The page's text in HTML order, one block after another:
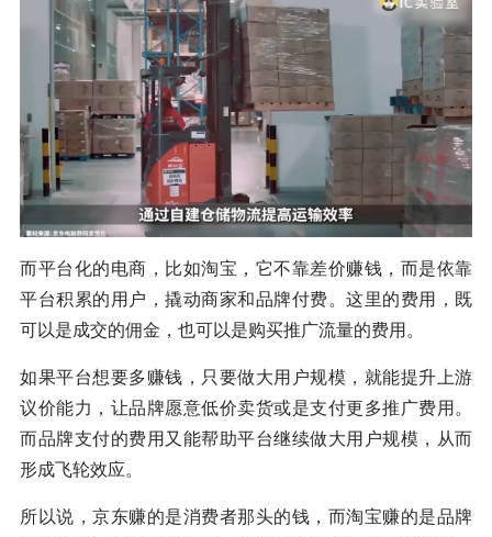
而平台化的电商，比如淘宝，它不靠差价赚钱，而是依靠
平台积累的用户，撬动商家和品牌付费。这里的费用，既
可以是成交的佣金，也可以是购买推广流量的费用。
如果平台想要多赚钱，只要做大用户规模，就能提升上游
议价能力，让品牌愿意低价卖货或是支付更多推广费用。
而品牌支付的费用又能帮助平台继续做大用户规模，从而
形成飞轮效应。
所以说，京东赚的是消费者那头的钱，而淘宝赚的是品牌